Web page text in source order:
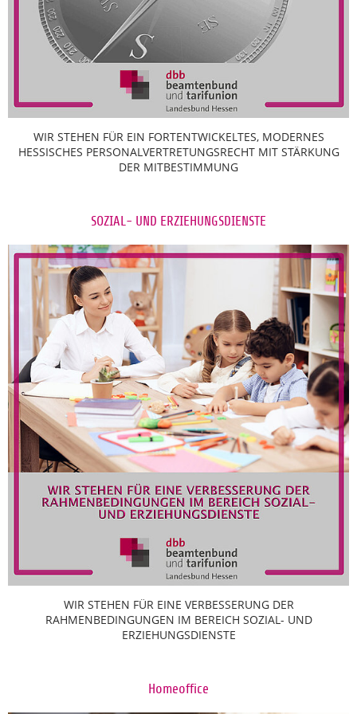
WIR STEHEN FÜR EIN FORTENTWICKELTES, MODERNES
HESSISCHES PERSONALVERTRETUNGSRECHT MIT STÄRKUNG
DER MITBESTIMMUNG
SOZIAL- UND ERZIEHUNGSDIENSTE
WIR STEHEN FÜR EINE VERBESSERUNG DER
RAHMENBEDINGUNGEN IM BEREICH SOZIAL- UND
ERZIEHUNGSDIENSTE
Homeoffice